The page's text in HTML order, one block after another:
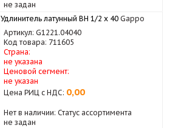
не задан
Удлинитель латунный ВН 1/2 х 40Gappo
Артикул: G1221.04040
Код товара: 711605
Страна:
не указана
Ценовой сегмент:
не указан
Цена РИЦ с НДС: 0,00
Нет в наличии: Статус ассортимента
не задан